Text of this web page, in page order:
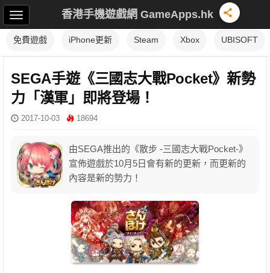
香港手機遊戲網 GameApps.hk
免費遊戲 iPhone更新 Steam Xbox UBISOFT
SEGA手遊《三國志大戰Pocket》新勢
力「漢軍」即將登場！
2017-10-03 18694
由SEGA推出的《散步 -三國志大戰Pocket-》
宣佈遊戲於10月5日會有新的更新，而更新的
內容是新的勢力！